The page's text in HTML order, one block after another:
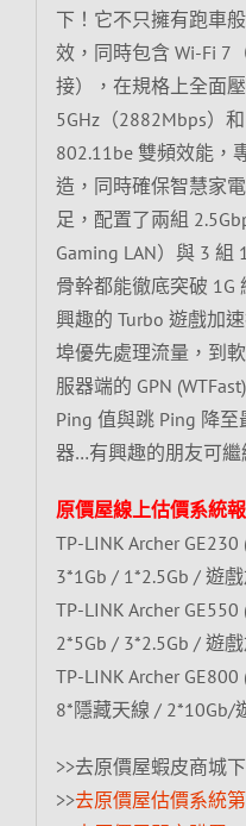
下！它不只擁有跑車
效，同時包含 Wi-Fi 7
接），在規格上全面
5GHz（2882Mbps）
802.11be 雙頻效能，
造，同時確保智慧家
足，配置了兩組
Gaming LAN）與 3 組
骨幹都能徹底突破 1G
興趣的 Turbo 遊戲加
埠優先處理流量，到
服器端的 GPN
Ping 值與跳 Ping 降
器…有興趣的朋友可繼
原價屋線上估價系統報
TP-LINK Archer
3*1Gb / 1*2.5Gb / 遊
TP-LINK Archer
2*5Gb / 3*2.5Gb / 遊
TP-LINK Archer
8*隱藏天線 / 2*10Gb/
>>去原價屋蝦皮商城
>>去原價屋估價系統